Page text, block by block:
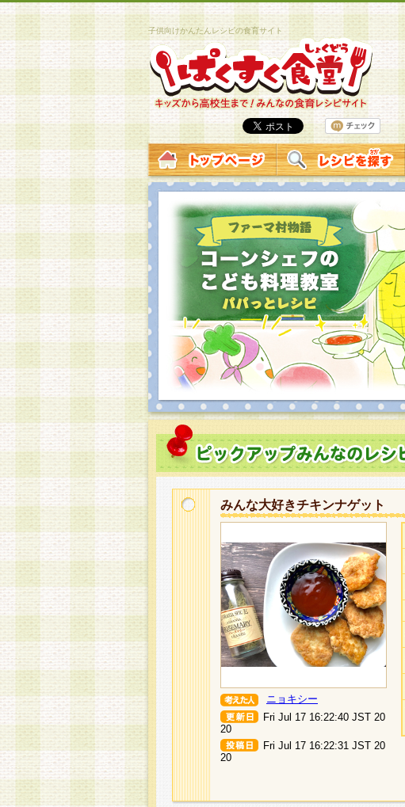
子供向けかんたんレシピの食育サイト
みんな大好きチキンナゲット
ニョキシー
Fri Jul 17 16:22:40 JST 20
20
Fri Jul 17 16:22:31 JST 20
20